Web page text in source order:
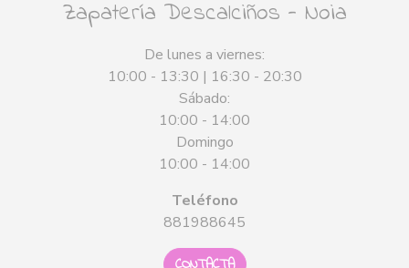
Zapatería Descalciños - Noia
De lunes a viernes:
10:00 - 13:30 | 16:30 - 20:30
Sábado:
10:00 - 14:00
Domingo
10:00 - 14:00
Teléfono
881988645